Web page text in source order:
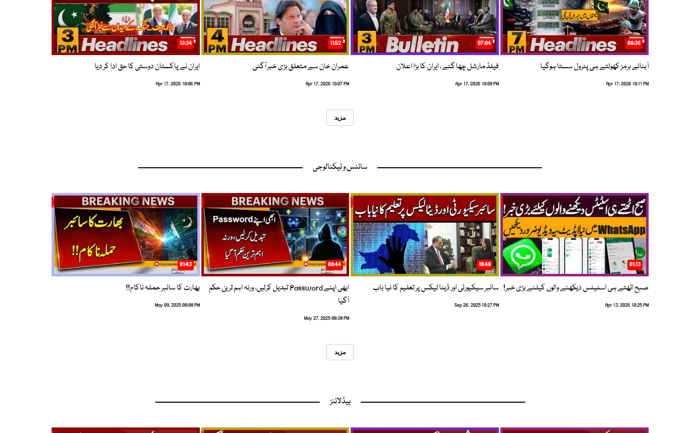
08:36
آبنائے ہرمز کھولتے ہی پٹرول سستا ہوگیا
Apr 17, 2026 10:11 PM
07:04
فیلڈ مارشل چھا گئے ، ایران کا بڑا اعلان
Apr 17, 2026 10:08 PM
11:52
عمران خان سے متعلق بڑی خبر آگئی
Apr 17, 2026 10:07 PM
13:34
ایران نے پاکستان دوستی کا حق ادا کر دیا
Apr 17, 2026 10:06 PM
مزید
سائنس و ٹیکنالوجی
01:13
صبح اٹھتے ہی اسٹیٹس دیکھنے والوں کیلئے بڑی خبر!
Apr 13, 2026 10:25 PM
10:48
سائبر سیکیورٹی اور ڈیٹا لیکس پر تعلیم کا نیا باب
Sep 26, 2025 10:27 PM
00:44
ابھی اپنے Password تبدیل کرلیں، ورنہ اہم ترین حکم
آگیا
May 27, 2025 08:38 PM
01:43
بھارت کا سائبر حملہ ناکام!!
May 09, 2025 08:08 PM
مزید
ہیڈلائنز